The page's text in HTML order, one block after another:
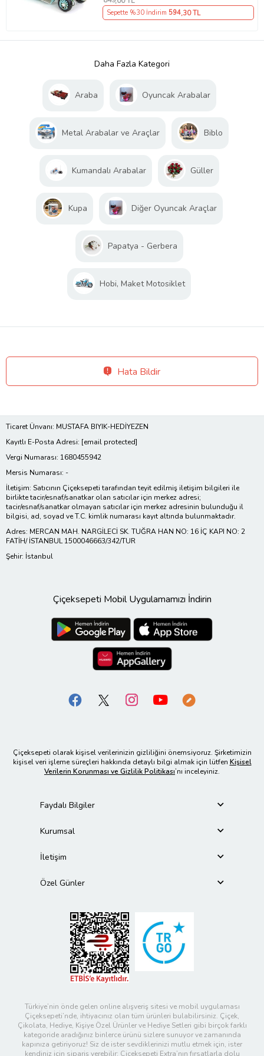
Sepette %30 İndirim 594,30 TL
Daha Fazla Kategori
Araba Oyuncak Arabalar
Metal Arabalar ve Araçlar Biblo
Kumandalı Arabalar Güller
Kupa Diğer Oyuncak Araçlar
Papatya - Gerbera
Hobi, Maket Motosiklet
Hata Bildir
Ticaret Ünvanı: MUSTAFA BIYIK-HEDİYEZEN
Kayıtlı E-Posta Adresi: [email protected]
Vergi Numarası: 1680455942
Mersis Numarası: -
İletişim: Satıcının Çiçeksepeti tarafından teyit edilmiş iletişim bilgileri ile
birlikte tacir/esnaf/sanatkar olan satıcılar için merkez adresi;
tacir/esnaf/sanatkar olmayan satıcılar için merkez adresinin bulunduğu il
bilgisi, ad, soyad ve T.C. kimlik numarası kayıt altında bulunmaktadır.
Adres: MERCAN MAH. NARGİLECİ SK. TUĞRA HAN NO: 16 İÇ KAPI NO: 2
FATİH/ İSTANBUL 1500046663/342/TUR
Şehir: İstanbul
Çiçeksepeti Mobil Uygulamamızı İndirin
Çiçeksepeti olarak kişisel verilerinizin gizliliğini önemsiyoruz. Şirketimizin
kişisel veri işleme süreçleri hakkında detaylı bilgi almak için lütfen Kişisel
Verilerin Korunması ve Gizlilik Politikası’nı inceleyiniz.
Faydalı Bilgiler
Kurumsal
İletişim
Özel Günler
Türkiye’nin önde gelen online alışveriş sitesi ve mobil uygulaması
Çiçeksepeti’nde, ihtiyacınız olan tüm ürünleri bulabilirsiniz. Çiçek,
Çikolata, Hediye, Kişiye Özel Ürünler ve Hediye Setleri gibi birçok farklı
kategoride aradığınız binlerce ürünü sizlere sunuyor ve zamanında
kapınıza getiriyoruz! Siz de ister sevdiklerinizi mutlu etmek için, ister
kendiniz için sipariş verebilir; Çiçeksepeti Extra’nın fırsatlarla dolu